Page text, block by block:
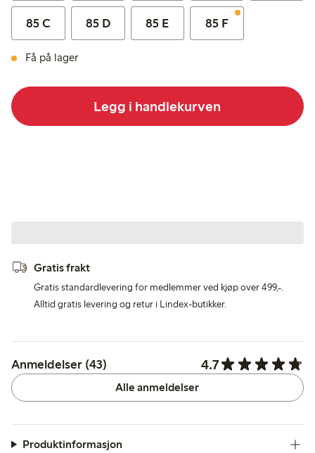
85 C 85 D 85 E 85 F
Få på lager
Legg i handlekurven
Gratis frakt
Gratis standardlevering for medlemmer ved kjøp over 499,-.
Alltid gratis levering og retur i Lindex-butikker.
Anmeldelser (43) 4.7
Alle anmeldelser
Produktinformasjon